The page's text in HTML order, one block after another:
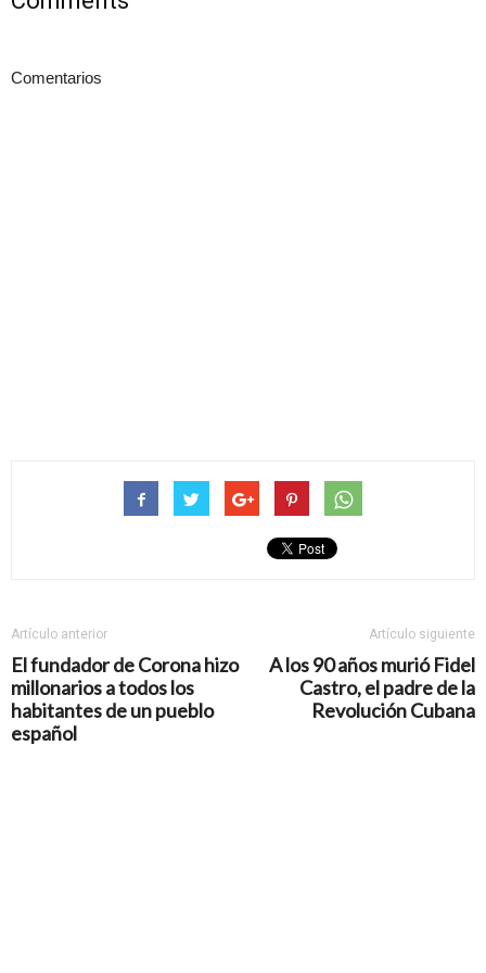
Comentarios
Artículo anterior
El fundador de Corona hizo
millonarios a todos los
habitantes de un pueblo
español
Artículo siguiente
A los 90 años murió Fidel
Castro, el padre de la
Revolución Cubana